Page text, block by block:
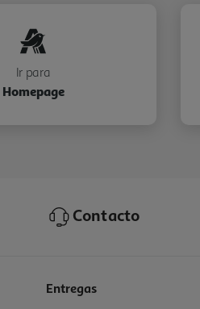
Ir para
Homepage
Contacto
Entregas